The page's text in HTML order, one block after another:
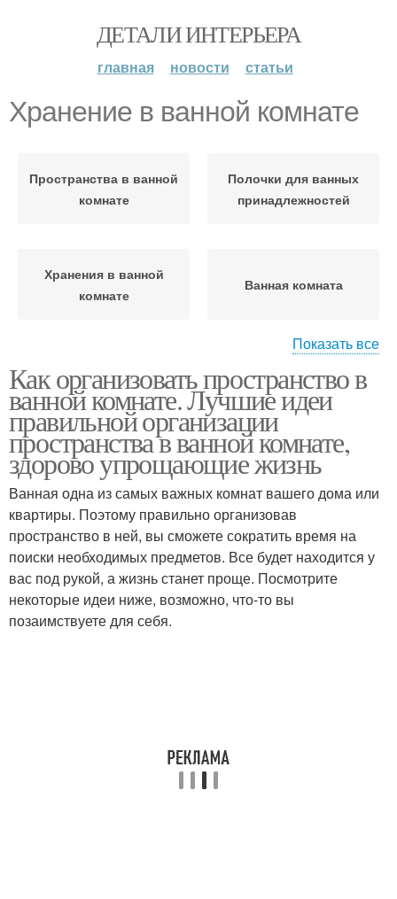
ДЕТАЛИ ИНТЕРЬЕРА
главная новости статьи
Хранение в ванной комнате
Пространства в ванной
комнате
Полочки для ванных
принадлежностей
Хранения в ванной
комнате
Ванная комната
Хранения в маленькой
Показать все
Как организовать пространство в
ванной комнате. Лучшие идеи
правильной организации
пространства в ванной комнате,
здорово упрощающие жизнь
Ванная одна из самых важных комнат вашего дома или
квартиры. Поэтому правильно организовав
пространство в ней, вы сможете сократить время на
поиски необходимых предметов. Все будет находится у
вас под рукой, а жизнь станет проще. Посмотрите
некоторые идеи ниже, возможно, что-то вы
позаимствуете для себя.